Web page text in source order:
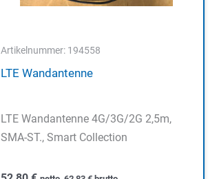
Artikelnummer: 194558
LTE Wandantenne
LTE Wandantenne 4G/3G/2G 2,5m,
SMA-ST., Smart Collection